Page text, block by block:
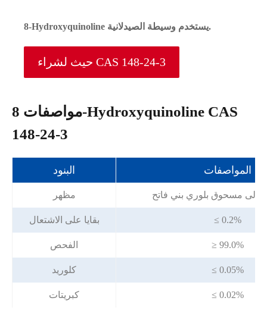
8-Hydroxyquinoline يستخدم وسيطة الصيدلانية.
حيث لشراء CAS 148-24-3
مواصفات 8-Hydroxyquinoline CAS
148-24-3
البنود المواصفات
مظهر إلى مسحوق بلوري بني فاتح
بقايا على الاشتعال ≤ 0.2%
الفحص ≥ 99.0%
كلوريد ≤ 0.05%
كبريتات ≤ 0.02%